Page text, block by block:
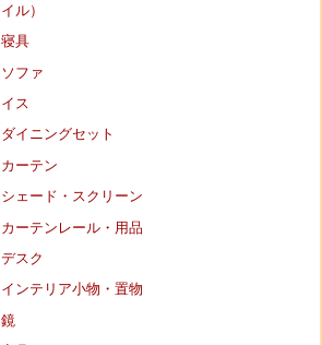
イル）
寝具
ソファ
イス
ダイニングセット
カーテン
シェード・スクリーン
カーテンレール・用品
デスク
インテリア小物・置物
鏡